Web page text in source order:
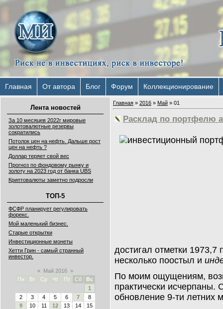
Главная От автора Блог Форум Коллекционирование
Лента новостей
За 10 месяцев 2022г мировые
золотовалютные резервы
сократились
Потолок цен на нефть. Дальше рост
цен на нефть ?
Доллар теряет свой вес
Прогноз по фондовому рынку и
золоту на 2023 год от банка UBS
Криптовалюты заметно подросли
ТОП-5
ФСФР планирует регулировать
форекс.
Мой маленький бизнес.
Старые открытки
Инвестиционные монеты
Хетти Грин - самый странный
инвестор.
« Май 2016 »
Пн
Вт Ср Чт Пт Сб
Вс
1
2
3 4 5 6 7
8
9
10 11 12 13 14
15
Главная » 2016 » Май » 01
Расклад по портфелю
достигал отметки 1973,7
несколько поостыл и
По моим ощущениям,
практически исчерпаны.
обновление 9-ти летних